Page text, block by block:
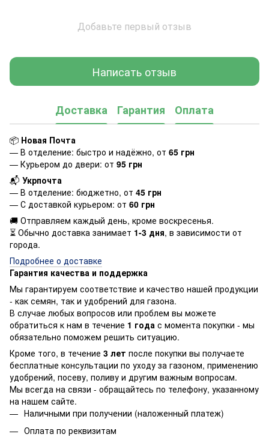
Добавьте первый отзыв
Написать отзыв
Доставка Гарантия Оплата
📦 Новая Почта
— В отделение: быстро и надёжно, от 65 грн
— Курьером до двери: от 95 грн
📬 Укрпочта
— В отделение: бюджетно, от 45 грн
— С доставкой курьером: от 60 грн
🚚 Отправляем каждый день, кроме воскресенья.
⏳ Обычно доставка занимает 1-3 дня, в зависимости от
города.
Подробнее о доставке
Гарантия качества и поддержка
Мы гарантируем соответствие и качество нашей продукции
- как семян, так и удобрений для газона.
В случае любых вопросов или проблем вы можете
обратиться к нам в течение 1 года с момента покупки - мы
обязательно поможем решить ситуацию.
Кроме того, в течение 3 лет после покупки вы получаете
бесплатные консультации по уходу за газоном, применению
удобрений, посеву, поливу и другим важным вопросам.
Мы всегда на связи - обращайтесь по телефону, указанному
на нашем сайте.
Наличными при получении (наложенный платеж)
Оплата по реквизитам